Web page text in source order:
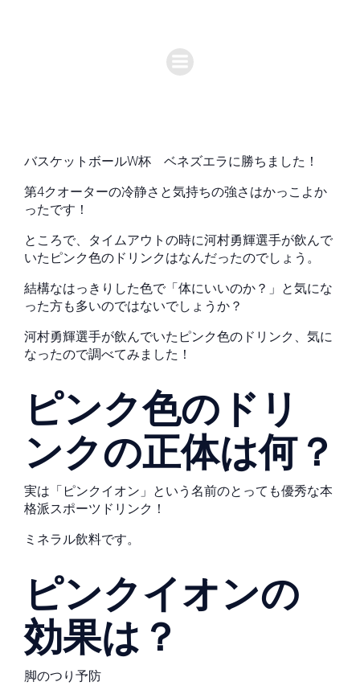
バスケットボールW杯 ベネズエラに勝ちました！
第4クオーターの冷静さと気持ちの強さはかっこよか
ったです！
ところで、タイムアウトの時に河村勇輝選手が飲んで
いたピンク色のドリンクはなんだったのでしょう。
結構なはっきりした色で「体にいいのか？」と気にな
った方も多いのではないでしょうか？
河村勇輝選手が飲んでいたピンク色のドリンク、気に
なったので調べてみました！
ピンク色のドリ
ンクの正体は何？
実は「ピンクイオン」という名前のとっても優秀な本
格派スポーツドリンク！
ミネラル飲料です。
ピンクイオンの
効果は？
脚のつり予防